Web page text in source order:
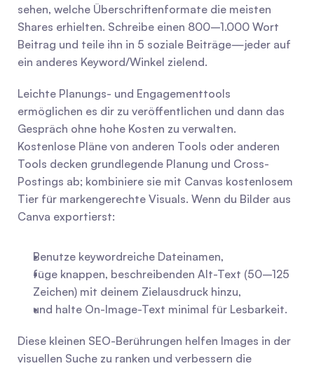
sehen, welche Überschriftenformate die meisten
Shares erhielten. Schreibe einen 800–1.000 Wort
Beitrag und teile ihn in 5 soziale Beiträge—jeder auf
ein anderes Keyword/Winkel zielend.
Leichte Planungs- und Engagementtools
ermöglichen es dir zu veröffentlichen und dann das
Gespräch ohne hohe Kosten zu verwalten.
Kostenlose Pläne von anderen Tools oder anderen
Tools decken grundlegende Planung und Cross-
Postings ab; kombiniere sie mit Canvas kostenlosem
Tier für markengerechte Visuals. Wenn du Bilder aus
Canva exportierst:
Benutze keywordreiche Dateinamen,
füge knappen, beschreibenden Alt-Text (50–125
Zeichen) mit deinem Zielausdruck hinzu,
und halte On-Image-Text minimal für Lesbarkeit.
Diese kleinen SEO-Berührungen helfen Images in der
visuellen Suche zu ranken und verbessern die